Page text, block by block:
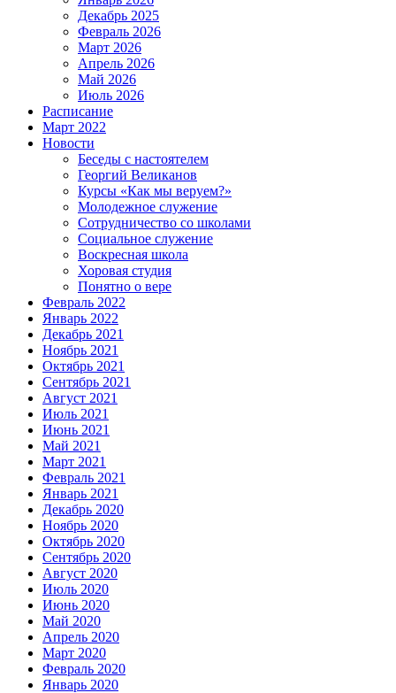
Декабрь 2025
Февраль 2026
Март 2026
Апрель 2026
Май 2026
Июль 2026
Расписание
Март 2022
Новости
Беседы с настоятелем
Георгий Великанов
Курсы «Как мы веруем?»
Молодежное служение
Сотрудничество со школами
Социальное служение
Воскресная школа
Хоровая студия
Понятно о вере
Февраль 2022
Январь 2022
Декабрь 2021
Ноябрь 2021
Октябрь 2021
Сентябрь 2021
Август 2021
Июль 2021
Июнь 2021
Май 2021
Март 2021
Февраль 2021
Январь 2021
Декабрь 2020
Ноябрь 2020
Октябрь 2020
Сентябрь 2020
Август 2020
Июль 2020
Июнь 2020
Май 2020
Апрель 2020
Март 2020
Февраль 2020
Январь 2020